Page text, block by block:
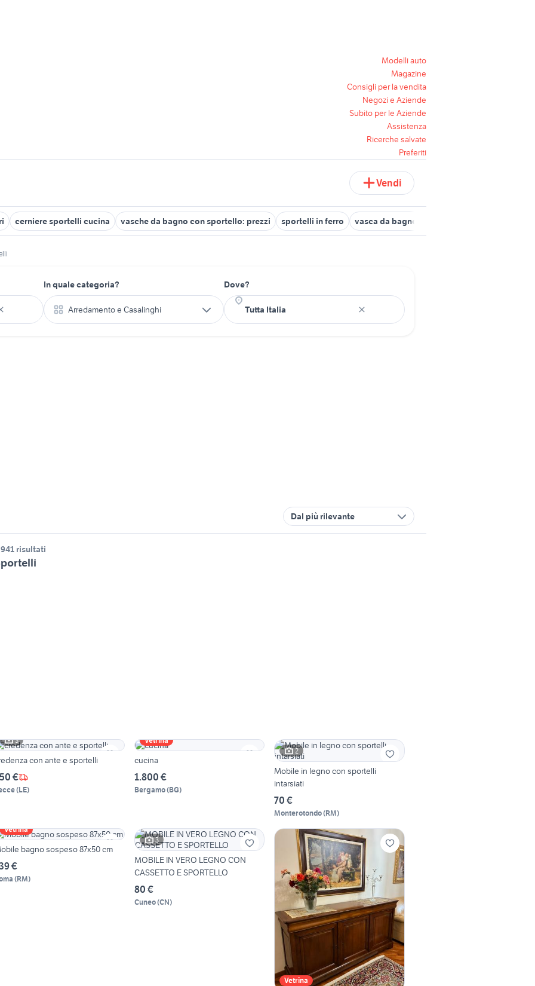
Modelli auto
Magazine
Consigli per la vendita
Negozi e Aziende
Subito per le Aziende
Assistenza
Ricerche salvate
Preferiti
Vendi
cerniere sportelli cucina vasche da bagno con sportello: prezzi sportelli in ferro vasca da bagno con sportello 100x70
In quale categoria?
Arredamento e Casalinghi
Dove?
Dal più rilevante
risultati
3
con ante e sportelli
€
(LE)
Vetrina
cucina
1.800 €
Bergamo(BG)
2
Mobile in legno con sportelli
intarsiati
70 €
Monterotondo(RM)
Vetrina
bagno sospeso 87x50 cm
€
(RM)
3
MOBILE IN VERO LEGNO CON
CASSETTO E SPORTELLO
80 €
Cuneo(CN)
Vetrina